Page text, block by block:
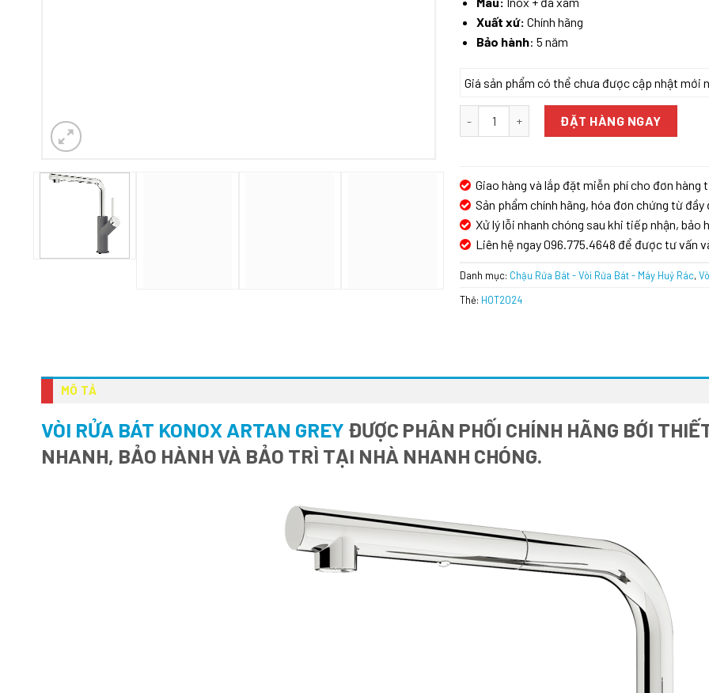
Xuất xứ: Chính hãng
Bảo hành: 5 năm
Giá sản phẩm có thể chưa được cập nhật mới
VÒI RỬA BÁT KONOX ARTAN GREY số lượng
ĐẶT HÀNG NGAY
Giao hàng và lắp đặt miễn phí cho đơn hàng
Sản phẩm chính hãng, hóa đơn chứng từ đầy
Xử lý lỗi nhanh chóng sau khi tiếp nhận, bảo
Liên hệ ngay 096.775.4648 để được tư vấn
Danh mục: Chậu Rửa Bát - Vòi Rửa Bát - Máy Huỷ Rác,
Thẻ: HOT2024
MÔ TẢ
VÒI RỬA BÁT KONOX ARTAN GREY ĐƯỢC PHÂN PHỐI CHÍNH HÃNG BỚI
NHANH, BẢO HÀNH VÀ BẢO TRÌ TẠI NHÀ NHANH CHÓNG.